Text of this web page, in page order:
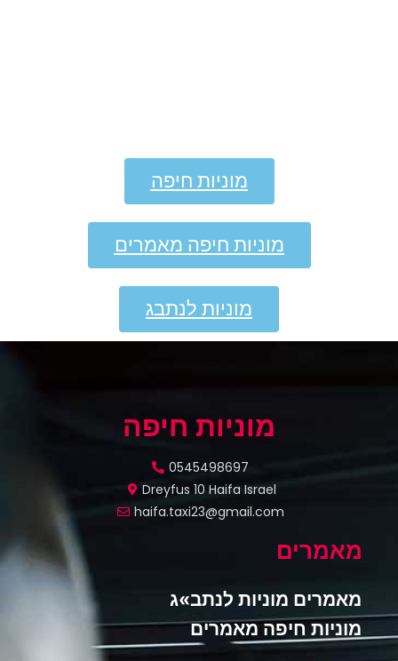
מוניות חיפה
מוניות חיפה מאמרים
מוניות לנתבג
מוניות חיפה
0545498697
Dreyfus 10 Haifa Israel
haifa.taxi23@gmail.com
מאמרים
מאמרים מוניות לנתב»ג
מוניות חיפה מאמרים